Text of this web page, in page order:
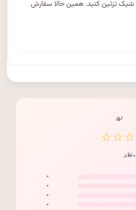
و شیک تزئین کنید. همین حالا سفارش
/ ۵
۰ نظر
۰
۰
۰
۰